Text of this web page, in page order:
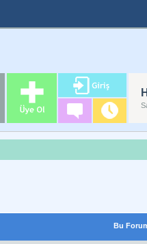
Forum
Reklam Alanı
Bu